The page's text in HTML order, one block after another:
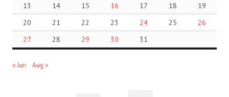
13
14 15 16 17 18
19
20
21 22 23 24 25
26
27
28 29 30 31
« Jun Aug »